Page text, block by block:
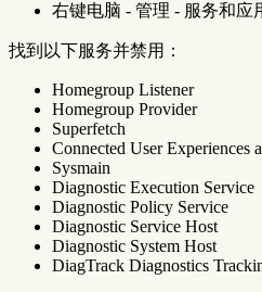
右键电脑 - 管理 - 服务和应
找到以下服务并禁用：
Homegroup Listener
Homegroup Provider
Superfetch
Connected User Experiences
Sysmain
Diagnostic Execution Service
Diagnostic Policy Service
Diagnostic Service Host
Diagnostic System Host
DiagTrack Diagnostics